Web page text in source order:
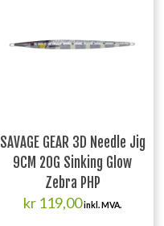
SAVAGE GEAR 3D Needle Jig
9CM 20G Sinking Glow
Zebra PHP
kr 119,00inkl. MVA.